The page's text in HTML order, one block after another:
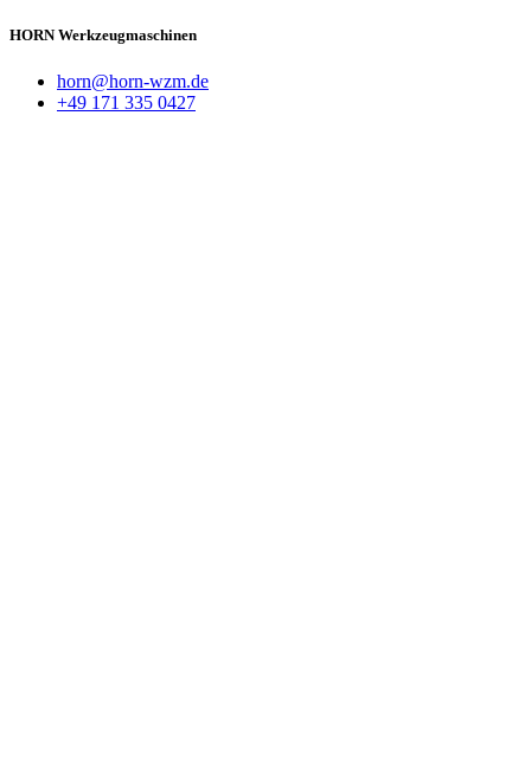
HORN Werkzeugmaschinen
horn@horn-wzm.de
+49 171 335 0427